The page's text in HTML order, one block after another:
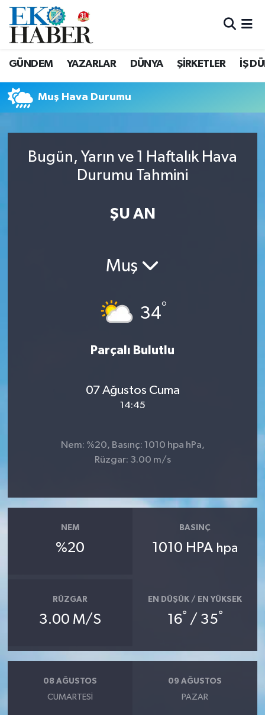
GÜNDEM YAZARLAR DÜNYA ŞİRKETLER İŞ
Muş Hava Durumu
Bugün, Yarın ve 1 Haftalık Hava
Durumu Tahmini
ŞU AN
Muş
34°
Parçalı Bulutlu
07 Ağustos Cuma
14:45
Nem: %20, Basınç: 1010 hpa hPa,
Rüzgar: 3.00 m/s
NEM
%20
BASINÇ
1010 HPA hpa
RÜZGAR
3.00 M/S
EN DÜŞÜK / EN YÜKSEK
16° / 35°
08 AĞUSTOS
CUMARTESI
09 AĞUSTOS
PAZAR
Hava Durumu
Süper Lig Puan Durumu ve Fikstür
Tüm Manşetler
Son Dakika Haberleri